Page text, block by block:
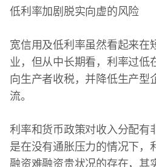
低利率加剧脱实向虚的风险
宽信用及低利率虽然看起来在
业，但从中长期看，利率过低
向生产者收税，并降低生产型
流。
利率和货币政策对收入分配有
是在没有通胀压力的情况下，
融资难融资贵状况的存在，其